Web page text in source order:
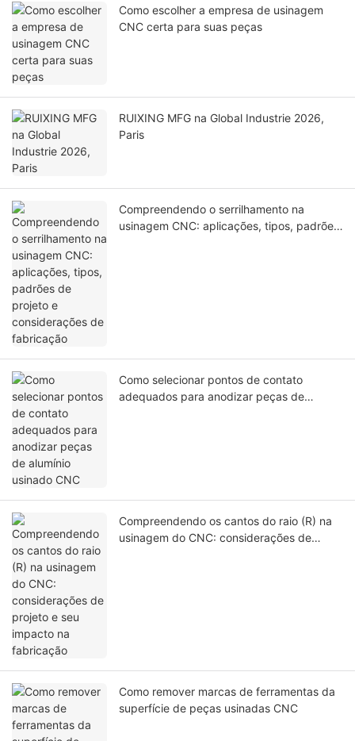
Como escolher a empresa de usinagem
CNC certa para suas peças
RUIXING MFG na Global Industrie 2026,
Paris
Compreendendo o serrilhamento na
usinagem CNC: aplicações, tipos, padrões
Como selecionar pontos de contato
adequados para anodizar peças de
Compreendendo os cantos do raio (R) na
usinagem do CNC: considerações de
Como remover marcas de ferramentas da
superfície de peças usinadas CNC